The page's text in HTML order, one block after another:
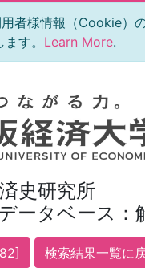
者様情報（Cookie）の
す。 Learn More.
史研究所
ータベース：
検索結果一覧に